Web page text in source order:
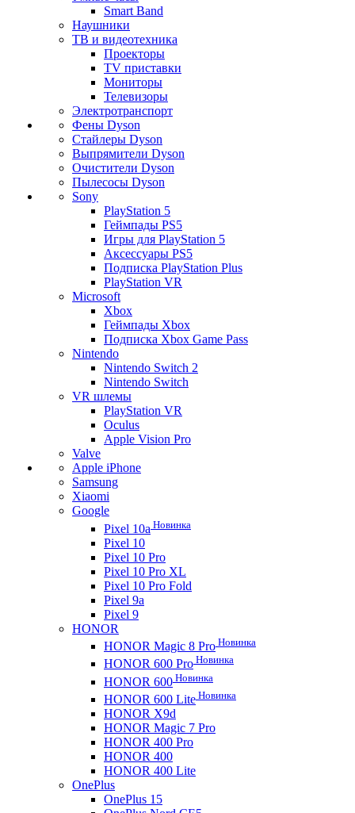
Smart Band
Наушники
ТВ и видеотехника
Проекторы
TV приставки
Мониторы
Телевизоры
Электротранспорт
Фены Dyson
Стайлеры Dyson
Выпрямители Dyson
Очистители Dyson
Пылесосы Dyson
Sony
PlayStation 5
Геймпады PS5
Игры для PlayStation 5
Аксессуары PS5
Подписка PlayStation Plus
PlayStation VR
Microsoft
Xbox
Геймпады Xbox
Подписка Xbox Game Pass
Nintendo
Nintendo Switch 2
Nintendo Switch
VR шлемы
PlayStation VR
Oculus
Apple Vision Pro
Valve
Apple iPhone
Samsung
Xiaomi
Google
Pixel 10a Новинка
Pixel 10
Pixel 10 Pro
Pixel 10 Pro XL
Pixel 10 Pro Fold
Pixel 9a
Pixel 9
HONOR
HONOR Magic 8 Pro Новинка
HONOR 600 Pro Новинка
HONOR 600 Новинка
HONOR 600 Lite Новинка
HONOR X9d
HONOR Magic 7 Pro
HONOR 400 Pro
HONOR 400
HONOR 400 Lite
OnePlus
OnePlus 15